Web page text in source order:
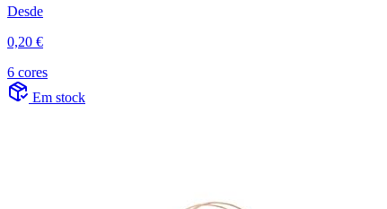
Desde
0,20 €
6 cores
Em stock